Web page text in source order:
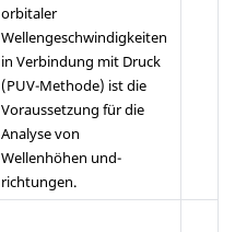
orbitaler
Wellengeschwindigkeiten
in Verbindung mit Druck
(PUV-Methode) ist die
Voraussetzung für die
Analyse von
Wellenhöhen und-
richtungen.